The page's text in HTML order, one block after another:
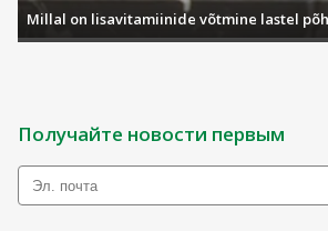
Millal on lisavitamiinide võtmine lastel
Получайте новости первым